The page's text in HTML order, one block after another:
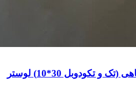
لوستر پذیرایی طرح ماهی (تک و تکودوبل 30*10) لوستر